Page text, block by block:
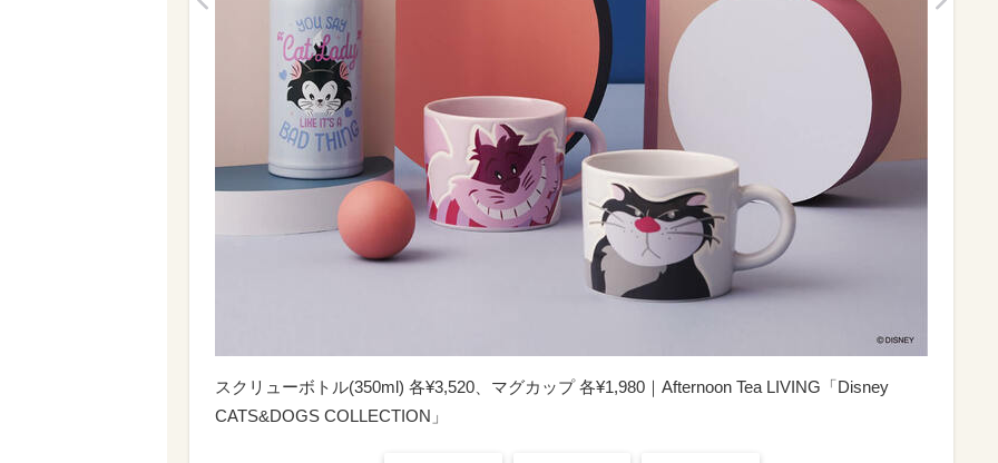
スクリューボトル(350ml) 各¥3,520、マグカップ 各¥1,980｜Afternoon Tea LIVING「Disney
CATS&DOGS COLLECTION」